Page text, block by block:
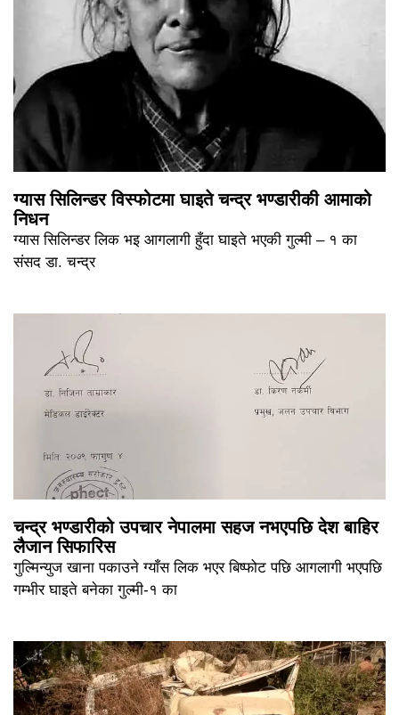
ग्यास सिलिन्डर विस्फोटमा घाइते चन्द्र भण्डारीकी आमाको
निधन
ग्यास सिलिन्डर लिक भइ आगलागी हुँदा घाइते भएकी गुल्मी – १ का
संसद डा. चन्द्र
चन्द्र भण्डारीको उपचार नेपालमा सहज नभएपछि देश बाहिर
लैजान सिफारिस
गुल्मिन्युज खाना पकाउने ग्याँस लिक भएर बिष्फोट पछि आगलागी भएपछि
गम्भीर घाइते बनेका गुल्मी-१ का